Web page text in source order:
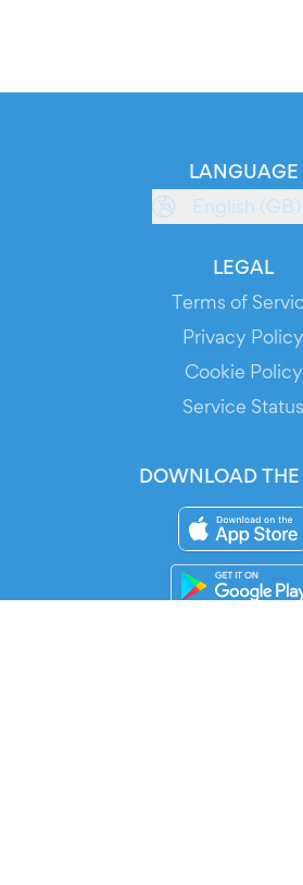
LANGUAGE
English (GB)
LEGAL
Terms of
Privacy Policy
Cookie Policy
Service Status
DOWNLOAD THE